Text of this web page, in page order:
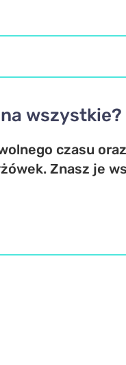
wszystkie?
czasu
Znasz je